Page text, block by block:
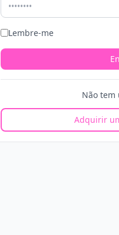
Lembre-me
Não tem
Adquirir